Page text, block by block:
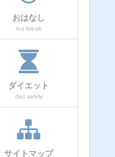
おはなし
tea break
ダイエット
diet safely
サイトマップ